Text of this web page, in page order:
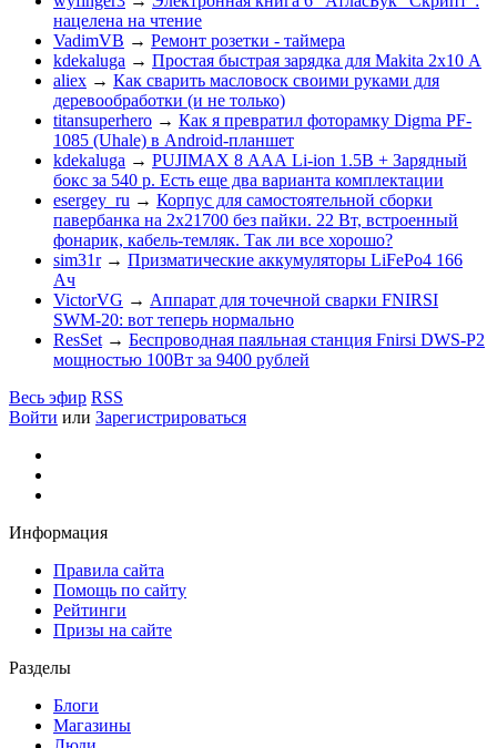
нацелена на чтение
VadimVB → Ремонт розетки - таймера
kdekaluga → Простая быстрая зарядка для Makita 2х10 А
aliex → Как сварить масловоск своими руками для
деревообработки (и не только)
titansuperhero → Как я превратил фоторамку Digma PF-
1085 (Uhale) в Android-планшет
kdekaluga → PUJIMAX 8 ААА Li-ion 1.5В + Зарядный
бокс за 540 р. Есть еще два варианта комплектации
esergey_ru → Корпус для самостоятельной сборки
павербанка на 2х21700 без пайки. 22 Вт, встроенный
фонарик, кабель-темляк. Так ли все хорошо?
sim31r → Призматические аккумуляторы LiFePo4 166
Ач
VictorVG → Аппарат для точечной сварки FNIRSI
SWM-20: вот теперь нормально
ResSet → Беспроводная паяльная станция Fnirsi DWS-P2
мощностью 100Вт за 9400 рублей
Весь эфир RSS
Войти или Зарегистрироваться
Информация
Правила сайта
Помощь по сайту
Рейтинги
Призы на сайте
Разделы
Блоги
Магазины